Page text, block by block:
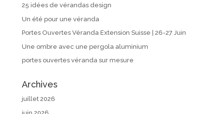
25 idées de vérandas design
Un été pour une véranda
Portes Ouvertes Véranda Extension Suisse | 26-27 Juin
Une ombre avec une pergola aluminium
portes ouvertes véranda sur mesure
Archives
juillet 2026